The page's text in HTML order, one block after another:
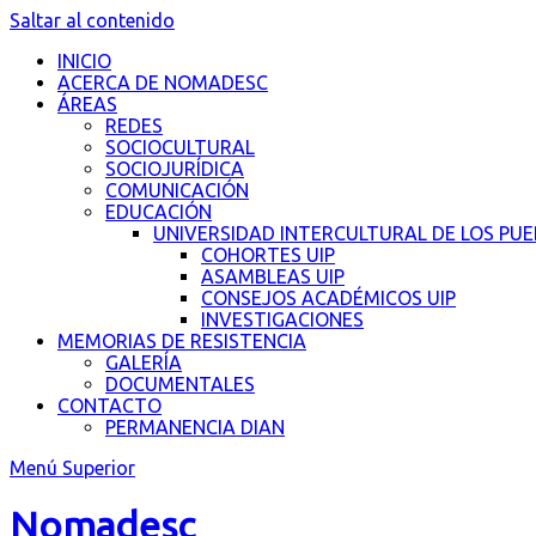
Saltar al contenido
INICIO
ACERCA DE NOMADESC
ÁREAS
REDES
SOCIOCULTURAL
SOCIOJURÍDICA
COMUNICACIÓN
EDUCACIÓN
UNIVERSIDAD INTERCULTURAL DE LOS
COHORTES UIP
ASAMBLEAS UIP
CONSEJOS ACADÉMICOS UIP
INVESTIGACIONES
MEMORIAS DE RESISTENCIA
GALERÍA
DOCUMENTALES
CONTACTO
PERMANENCIA DIAN
Menú Superior
Nomadesc